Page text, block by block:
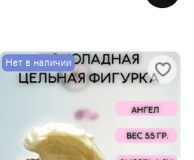
Нет в наличии